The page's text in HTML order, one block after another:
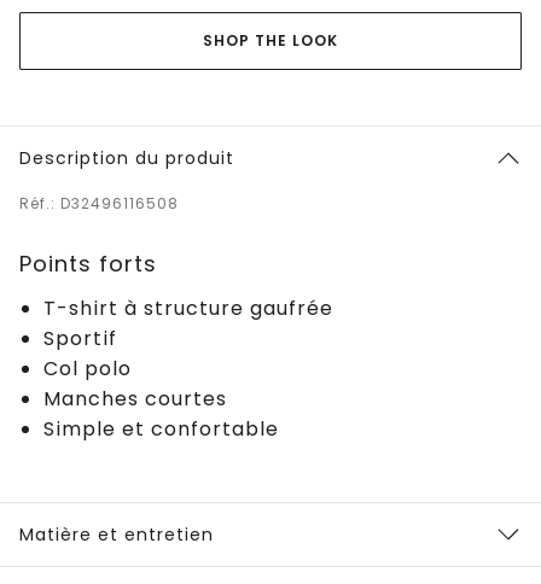
SHOP THE LOOK
Description du produit
Réf.: D32496116508
Points forts
T-shirt à structure gaufrée
Sportif
Col polo
Manches courtes
Simple et confortable
Matière et entretien